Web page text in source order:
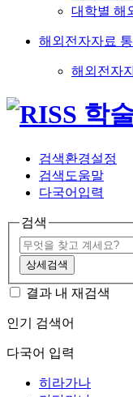
대학별 해
해외전자자료 통
해외전자
검색환경설정
검색도움말
다국어입력
검색
상세검색
결과 내 재검색
인기 검색어
다국어 입력
히라가나